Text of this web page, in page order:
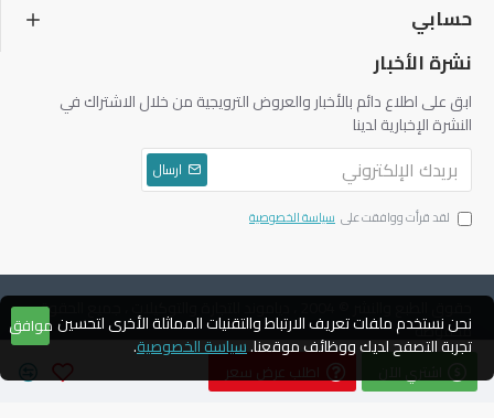
اطلب عرض سعر
حسابي
نشرة الأخبار
ابق على اطلاع دائم بالأخبار والعروض الترويجية من خلال الاشتراك في
النشرة الإخبارية لدينا
ارسال
لقد قرأت ووافقت على سياسة الخصوصية
حقوق الطبع والنشر © 2004 ، دياموند للتجارة والتوكيلات ، جميع الحقوق
محفوظة
موافق نحن نستخدم ملفات تعريف الارتباط والتقنيات المماثلة الأخرى لتحسين
تجربة التصفح لديك ووظائف موقعنا.سياسة الخصوصية.